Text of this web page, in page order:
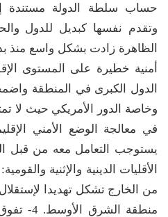
حساب سلطة الدولة مستندة
وتقدم نفسها كبديل للدول
الظاهرة زادت بشكل واسع منذ
الدول الكبرى في المنطقة
وخاصة الدور الأمريكي حيث لا
في معالجة الوضع الأمني
الأقليات الدينية والإثنية
من الخارج تشكل تهديدا
منطقة